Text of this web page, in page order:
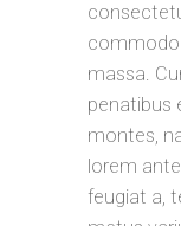
commodo
massa.
penatibus
montes,
lorem
feugiat a,